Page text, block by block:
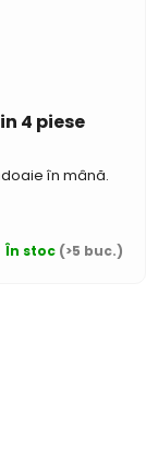
4 piese
În stoc (>5 buc.)
în mână.